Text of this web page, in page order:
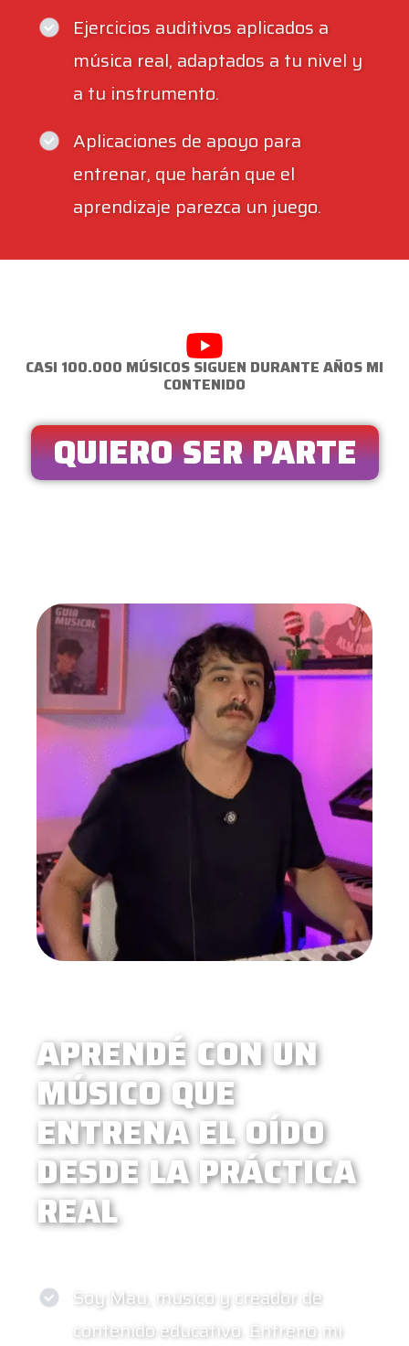
Ejercicios auditivos aplicados a
música real, adaptados a tu nivel y
a tu instrumento.
Aplicaciones de apoyo para
entrenar, que harán que el
aprendizaje parezca un juego.
CASI 100.000 MÚSICOS SIGUEN DURANTE AÑOS MI
CONTENIDO
QUIERO SER PARTE
APRENDÉ CON UN
MÚSICO QUE
ENTRENA EL OÍDO
DESDE LA PRÁCTICA
REAL
Soy Mau, músico y creador de
contenido educativo. Entreno mi